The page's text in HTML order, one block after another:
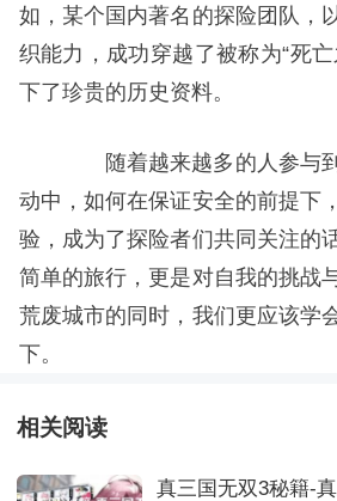
如，某个国内著名的探险团队，
织能力，成功穿越了被称为“死
下了珍贵的历史资料。
随着越来越多的人参与
动中，如何在保证安全的前提下
验，成为了探险者们共同关注的
简单的旅行，更是对自我的挑战
荒废城市的同时，我们更应该学
下。
相关阅读
真三国无双3秘籍-